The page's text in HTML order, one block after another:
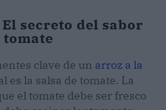
El secreto del sabor
tomate
clave de un arroz a la
es la salsa de tomate. La
el tomate debe ser fresco